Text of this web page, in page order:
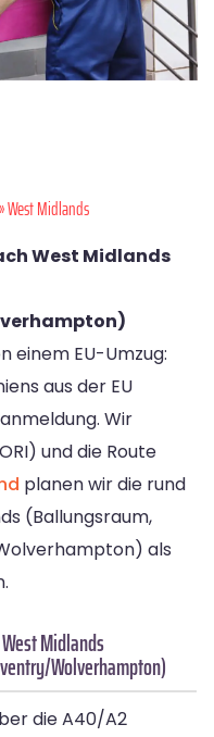
» West Midlands
West Midlands
einem EU-Umzug:
aus der EU
Wir
und die Route
planen wir die rund
(Ballungsraum,
als
Midlands
Wolverhampton)
die A40/A2